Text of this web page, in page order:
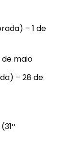
– 1 de
maio
– 28 de